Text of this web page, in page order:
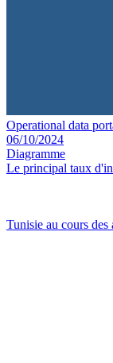
Operational data
06/10/2024
Diagramme
Le principal taux
Tunisie au cours des